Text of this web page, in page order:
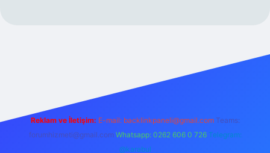
m elexbet
Reklam ve İletişim: E-mail: backlinkpaneli@gmail.com Teams:
forumhizmeti@gmail.com Whatsapp: 0262 606 0 726 Telegram:
@karabul